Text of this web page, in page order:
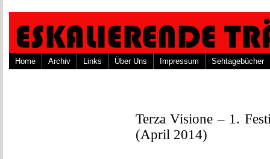
Home Archiv Links Über Uns Impressum Sehtagebücher
Terza Visione – 1.
(April 2014)